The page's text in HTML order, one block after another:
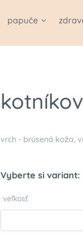
papuče
vrch - brúsená koža,
Vyberte si variant:
veľkosť